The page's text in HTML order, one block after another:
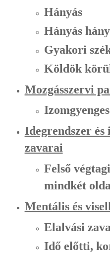
Hányás
Hányás
Gyakori
Köldök
Mozgásszervi
Idegrendszer és
zavarai
Felső
mindkét
Mentális és
Elalvási
Idő előtti,